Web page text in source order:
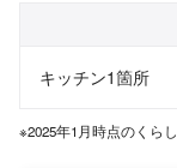
キッチン1箇所
※2025年1月時点のくら